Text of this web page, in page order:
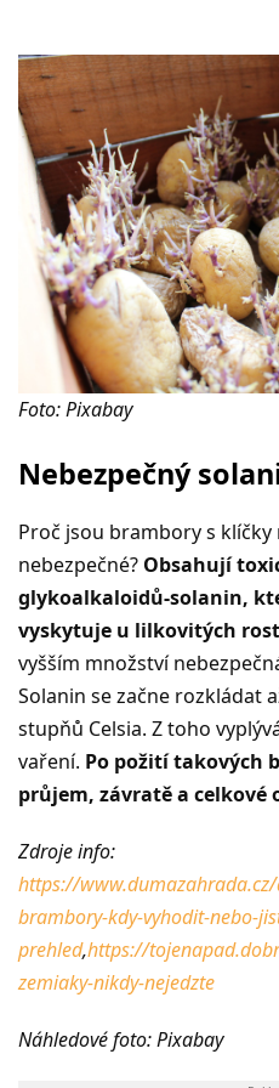
Foto: Pixabay
Nebezpečný
Proč jsou brambory s
nebezpečné? Obsahují
glykoalkaloidů-solanin,
vyskytuje u lilkovitých
vyšším množství
Solanin se začne rozkládat
stupňů Celsia. Z toho
vaření. Po požití takových
průjem, závratě a celkové
Zdroje info:
https://
brambory-kdy-vyhodit-nebo-
prehled,https://
zemiaky-nikdy-nejedzte
Náhledové foto: Pixabay